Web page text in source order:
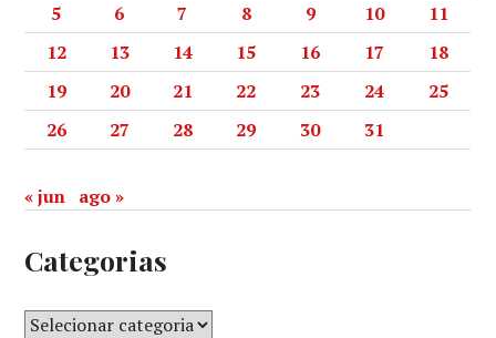
5
6 7 8 9 10
11
12
13 14 15 16 17
18
19
20 21 22 23 24
25
26
27 28 29 30 31
« jun ago »
Categorias